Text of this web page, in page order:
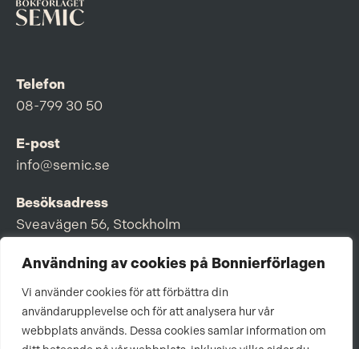
Användning av cookies på Bonnierförlagen
Vi använder cookies för att förbättra din
användarupplevelse och för att analysera hur vår
webbplats används. Dessa cookies samlar information om
Telefon
08-799 30 50
E-post
info@semic.se
Besöksadress
Sveavägen 56, Stockholm
Postadress
Box 3159, 103 63 Stockholm